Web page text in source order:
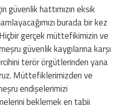
güvenlik hattımızın eksik
burada bir kez
gerçek müttefikimizin ve
güvenlik kaygılarına karşı
terör örgütlerinden yana
Müttefiklerimizden ve
endişelerimizi
beklemek en tabii